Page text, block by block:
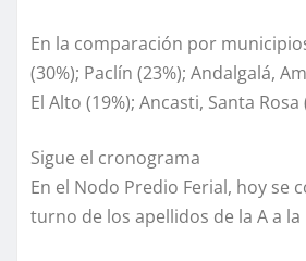
En la comparación por
(30%); Paclín (23%); Andalgalá,
El Alto (19%); Ancasti, Santa
Sigue el cronograma
En el Nodo Predio Ferial, hoy se
turno de los apellidos de la A a la